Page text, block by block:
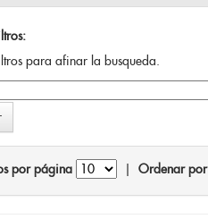
para afinar la busqueda.
por página Ordenar por